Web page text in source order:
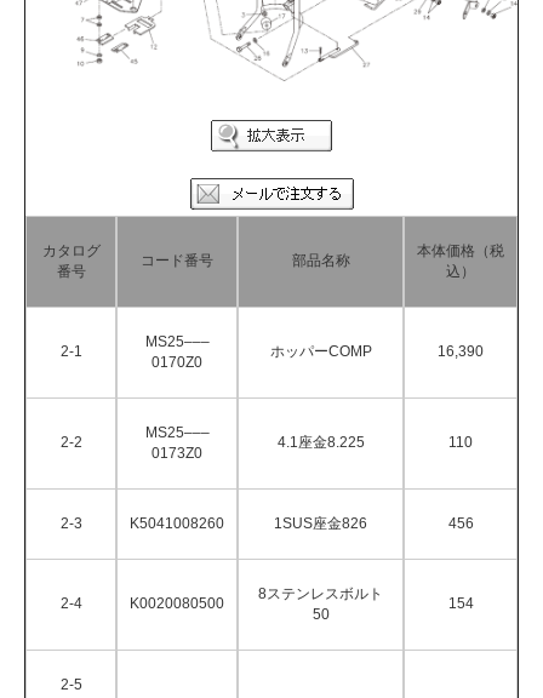
カタログ
番号
コード番号 部品名称
本体価格（税
込）
2-1
MS25–––
0170Z0
ホッパーCOMP 16,390
2-2
MS25–––
0173Z0
4.1座金8.225 110
2-3 K5041008260 1SUS座金826 456
2-4 K0020080500
8ステンレスボルト
50
154
2-5